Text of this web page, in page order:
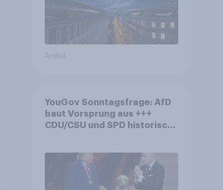
Artikel
YouGov Sonntagsfrage: AfD
baut Vorsprung aus +++
CDU/CSU und SPD historisch
Fußball-WM ohne Politik